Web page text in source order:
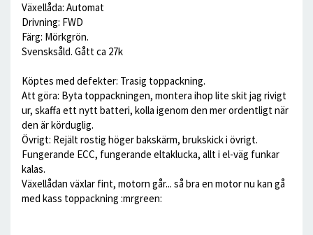
Växellåda: Automat
Drivning: FWD
Färg: Mörkgrön.
Svensksåld. Gått ca 27k
Köptes med defekter: Trasig toppackning.
Att göra: Byta toppackningen, montera ihop lite skit jag rivigt
ur, skaffa ett nytt batteri, kolla igenom den mer ordentligt när
den är körduglig.
Övrigt: Rejält rostig höger bakskärm, brukskick i övrigt.
Fungerande ECC, fungerande eltaklucka, allt i el-väg funkar
kalas.
Växellådan växlar fint, motorn går... så bra en motor nu kan gå
med kass toppackning :mrgreen: